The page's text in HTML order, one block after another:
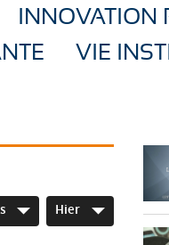
INNOVATION
VIE
Hier